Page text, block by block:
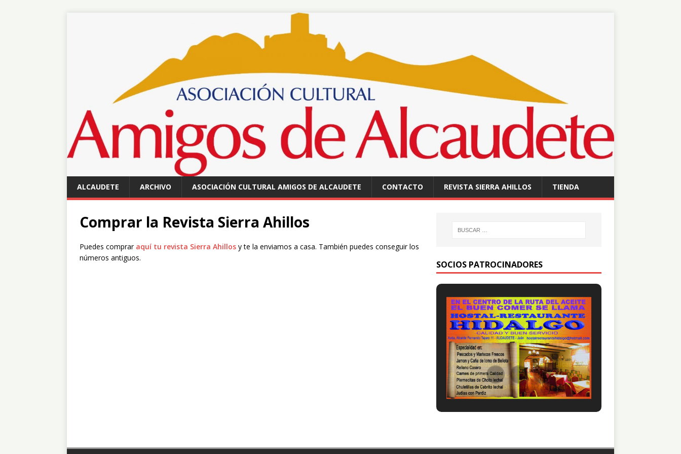
ALCAUDETE ARCHIVO ASOCIACIÓN CULTURAL AMIGOS DE ALCAUDETE CONTACTO REVISTA SIERRA AHILLOS TIENDA
Comprar la Revista Sierra Ahillos
Puedes comprar aquí tu revista Sierra Ahillos y te la enviamos a casa. También puedes conseguir los
números antiguos.
SOCIOS PATROCINADORES